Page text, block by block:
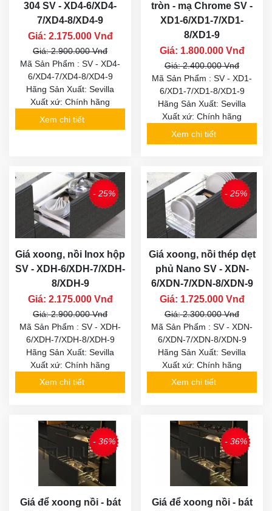
304 SV - XD4-6/XD4-
7/XD4-8/XD4-9
Giá: 2.175.000 Vnđ
Giá: 2.900.000 Vnđ
Mã Sản Phẩm : SV - XD4-
6/XD4-7/XD4-8/XD4-9
Hãng Sản Xuất: Sevilla
Xuất xứ: Chính hãng
Xem chi tiết
tròn - mạ Chrome SV -
XD1-6/XD1-7/XD1-
8/XD1-9
Giá: 1.800.000 Vnđ
Giá: 2.400.000 Vnđ
Mã Sản Phẩm : SV - XD1-
6/XD1-7/XD1-8/XD1-9
Hãng Sản Xuất: Sevilla
Xuất xứ: Chính hãng
Xem chi tiết
- 25%
Giá xoong, nồi Inox hộp
SV - XDH-6/XDH-7/XDH-
8/XDH-9
Giá: 2.175.000 Vnđ
Giá: 2.900.000 Vnđ
Mã Sản Phẩm : SV - XDH-
6/XDH-7/XDH-8/XDH-9
Hãng Sản Xuất: Sevilla
Xuất xứ: Chính hãng
Xem chi tiết
- 25%
Giá xoong, nồi thép dẹt
phủ Nano SV - XDN-
6/XDN-7/XDN-8/XDN-9
Giá: 1.725.000 Vnđ
Giá: 2.300.000 Vnđ
Mã Sản Phẩm : SV - XDN-
6/XDN-7/XDN-8/XDN-9
Hãng Sản Xuất: Sevilla
Xuất xứ: Chính hãng
Xem chi tiết
- 36%
Giá để xoong nồi - bát
- 36%
Giá để xoong nồi - bát